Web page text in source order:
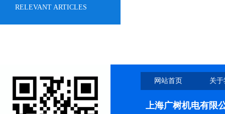
RELEVANT ARTICLES
网站首页 关
上海广树机电有限